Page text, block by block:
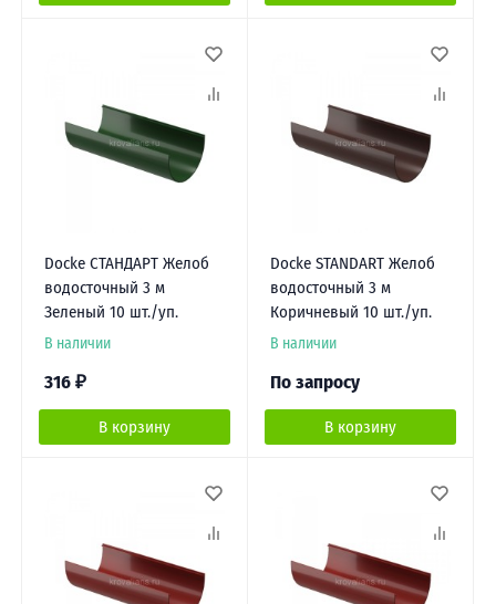
Docke СТАНДАРТ Желоб
водосточный 3 м
Зеленый 10 шт./уп.
В наличии
316 ₽
В корзину
Docke STANDART Желоб
водосточный 3 м
Коричневый 10 шт./уп.
В наличии
По запросу
В корзину